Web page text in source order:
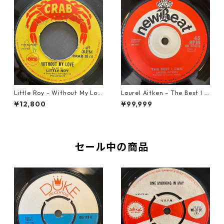
Little Roy - Without My Lov
e【7-21990】
¥12,800
Laurel Aitken ‎– The Best I C
an【7-22012】
¥99,999
セール中の商品